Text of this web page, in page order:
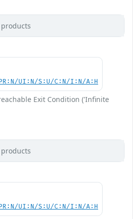
UI:N/S:U/C:N/I:N/A:H
Exit Condition ('Infinite
UI:N/S:U/C:N/I:N/A:H